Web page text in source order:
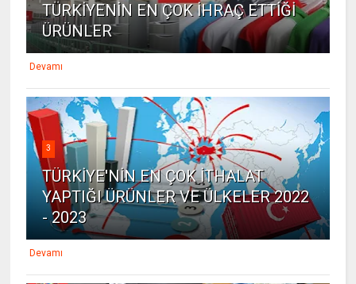
TÜRKİYENİN EN ÇOK İHRAÇ ETTİĞİ
ÜRÜNLER
Devamı
3
TÜRKİYE'NİN EN ÇOK İTHALAT
YAPTIĞI ÜRÜNLER VE ÜLKELER 2022
- 2023
Devamı